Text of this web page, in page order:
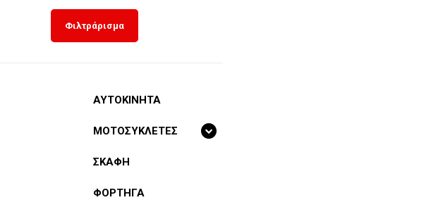
Φιλτράρισμα
ΑΥΤΟΚΙΝΗΤΑ
ΜΟΤΟΣΥΚΛΕΤΕΣ
ΣΚΑΦΗ
ΦΟΡΤΗΓΑ